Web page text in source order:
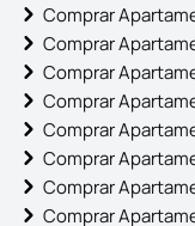
Comprar
Comprar
Comprar
Comprar
Comprar
Comprar
Comprar
Comprar